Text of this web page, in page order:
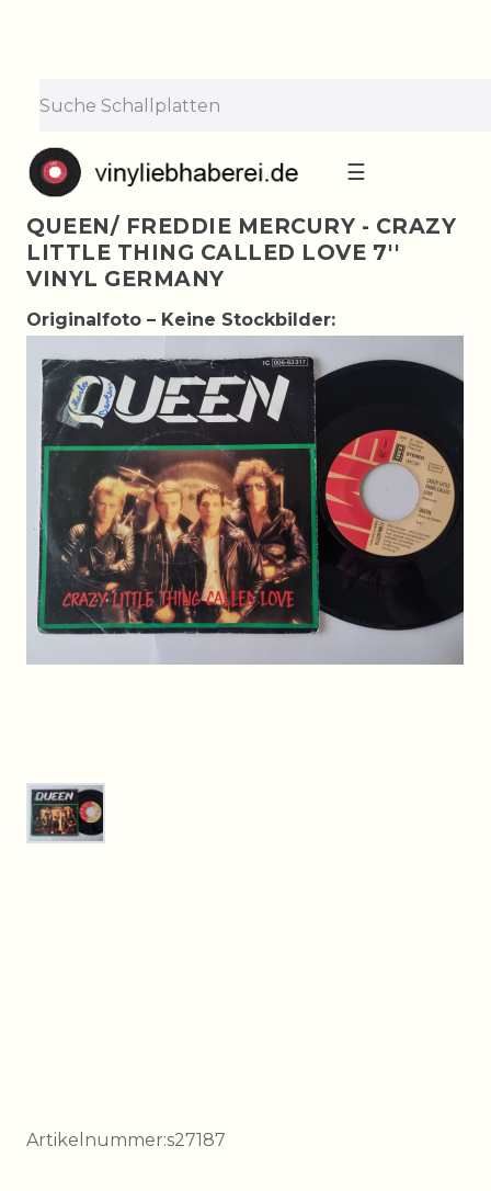
☰
QUEEN/ FREDDIE MERCURY - CRAZY
LITTLE THING CALLED LOVE 7''
VINYL GERMANY
Originalfoto – Keine Stockbilder:
Artikelnummer:s27187